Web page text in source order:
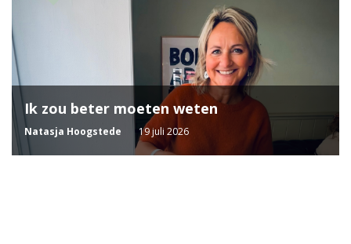
Ik zou beter moeten weten
Natasja Hoogstede 19 juli 2026